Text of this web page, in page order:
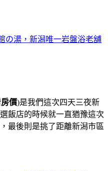
の湯，新潟唯一岩盤浴老舖
價)是我們這次四天三夜新
飯店的時候就一直猶豫這次
最後則是挑了距離新潟市區